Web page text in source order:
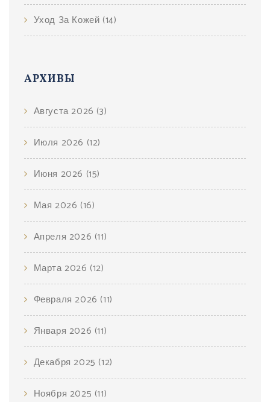
Уход За Кожей (14)
АРХИВЫ
Августа 2026 (3)
Июля 2026 (12)
Июня 2026 (15)
Мая 2026 (16)
Апреля 2026 (11)
Марта 2026 (12)
Февраля 2026 (11)
Января 2026 (11)
Декабря 2025 (12)
Ноября 2025 (11)